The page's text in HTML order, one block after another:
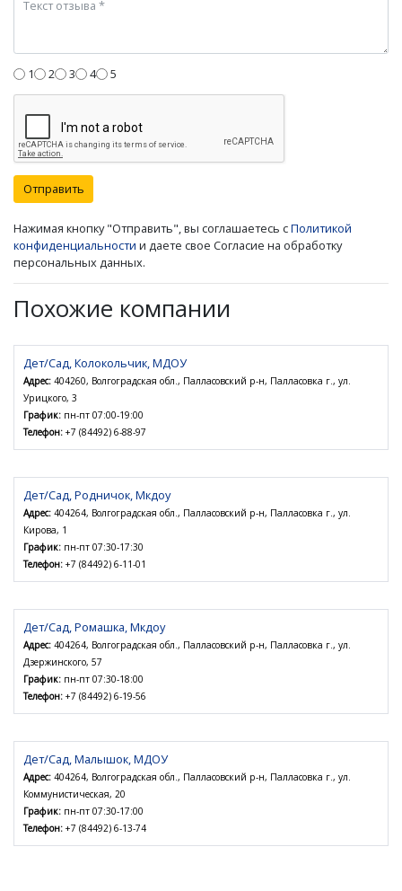
1 2 3 4 5
Отправить
Нажимая кнопку "Отправить", вы соглашаетесь сПолитикой
конфиденциальности и даете свое Согласие на обработку
персональных данных.
Похожие компании
Дет/Сад, Колокольчик, МДОУ
Адрес: 404260, Волгоградская обл., Палласовский р-н, Палласовка г., ул.
Урицкого, 3
График: пн-пт 07:00-19:00
Телефон: +7 (84492) 6-88-97
Дет/Сад, Родничок, Мкдоу
Адрес: 404264, Волгоградская обл., Палласовский р-н, Палласовка г., ул.
Кирова, 1
График: пн-пт 07:30-17:30
Телефон: +7 (84492) 6-11-01
Дет/Сад, Ромашка, Мкдоу
Адрес: 404264, Волгоградская обл., Палласовский р-н, Палласовка г., ул.
Дзержинского, 57
График: пн-пт 07:30-18:00
Телефон: +7 (84492) 6-19-56
Дет/Сад, Малышок, МДОУ
Адрес: 404264, Волгоградская обл., Палласовский р-н, Палласовка г., ул.
Коммунистическая, 20
График: пн-пт 07:30-17:00
Телефон: +7 (84492) 6-13-74